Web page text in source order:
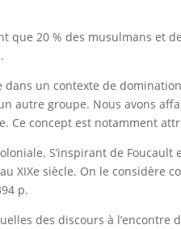
20 % des musulmans et
dans un contexte de
autre groupe. Nous avons
Ce concept est notamment
S’inspirant de Foucault
XIXe siècle. On le considère
p.
des discours à l’encontre